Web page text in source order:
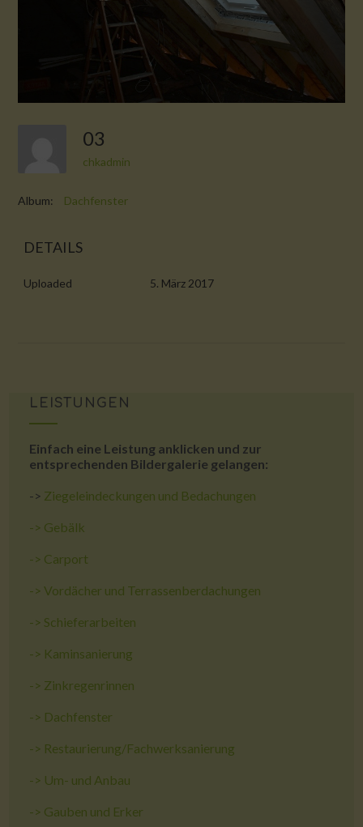
03
chkadmin
Album: Dachfenster
DETAILS
Uploaded 5. März 2017
LEISTUNGEN
Einfach eine Leistung anklicken und zur
entsprechenden Bildergalerie gelangen:
-> Ziegeleindeckungen und Bedachungen
-> Gebälk
-> Carport
->Vordächer und Terrassenberdachungen
-> Schieferarbeiten
-> Kaminsanierung
-> Zinkregenrinnen
-> Dachfenster
-> Restaurierung/Fachwerksanierung
-> Um- und Anbau
-> Gauben und Erker